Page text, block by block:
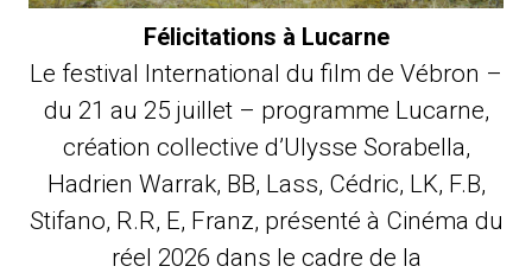
Félicitations à Lucarne
Le festival International du film de Vébron –
du 21 au 25 juillet – programme Lucarne,
création collective d’Ulysse Sorabella,
Hadrien Warrak, BB, Lass, Cédric, LK, F.B,
Stifano, R.R, E, Franz, présenté à Cinéma du
réel 2026 dans le cadre de la